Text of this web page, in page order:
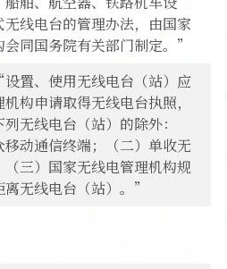
线电台的管理办法，由国家
同国务院有关部门制定。”
置、使用无线电台（站）应
构申请取得无线电台执照，
无线电台（站）的除外：
移动通信终端；（二）单收无
三）国家无线电管理机构规
无线电台（站）。”